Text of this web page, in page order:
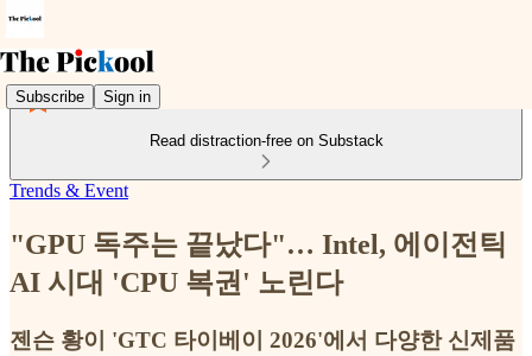
Subscribe Sign in
Read distraction-free on Substack
Trends & Event
"GPU 독주는 끝났다"… Intel, 에이전틱
AI 시대 'CPU 복권' 노린다
젠슨 황이 'GTC 타이베이 2026'에서 다양한 신제품